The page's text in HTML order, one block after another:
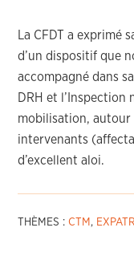
La CFDT a exprimé
d’un dispositif que
accompagné dans
DRH et
mobilisation, autour
intervenants
d’excellent aloi.
THÈMES :CTM ,